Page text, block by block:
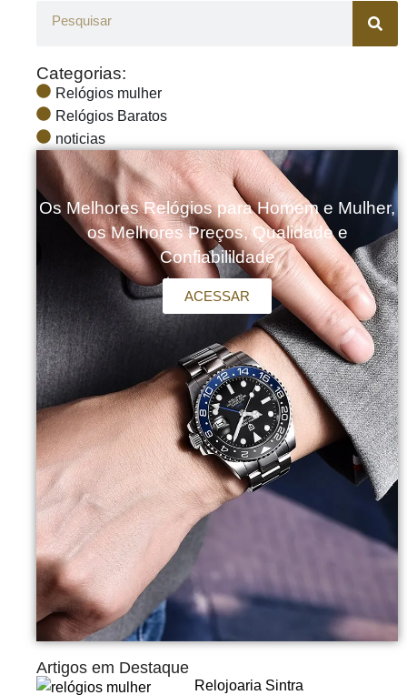
Categorias:
Relógios mulher
Relógios Baratos
noticias
Os Melhores Relógios para Homem e Mulher,
os Melhores Preços, Qualidade e
Confiabilildade
ACESSAR
Artigos em Destaque
Relojoaria Sintra